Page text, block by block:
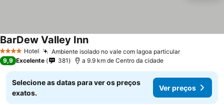
4 EstrelasHotel Ambiente isolado no vale com lagoa particularVer preços
BarDew Valley InnVer preços
9,9 Excelente 381 a 9.9 km de Centro da cidade
Selecione as datas para ver os preços
exatos.
Ver preços